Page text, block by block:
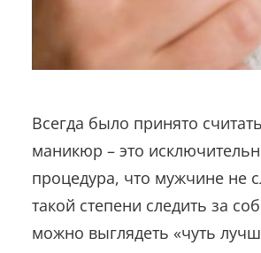
Всегда было принято
маникюр – это
процедура, что мужчине не
такой степени следить за
можно выглядеть «чуть